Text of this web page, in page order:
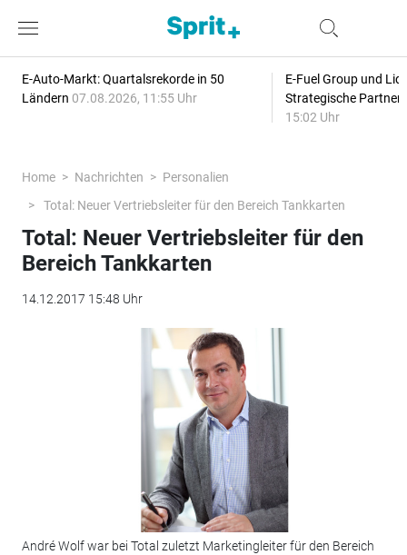
E-Auto-Markt: Quartalsrekorde in 50
Ländern 07.08.2026, 11:55 Uhr
E-Fuel Group und
Strategische
15:02 Uhr
Home Nachrichten
Personalien
Total: Neuer Vertriebsleiter für den Bereich Tankkarten
Total: Neuer Vertriebsleiter für den
Bereich Tankkarten
14.12.2017 15:48 Uhr
André Wolf war bei Total zuletzt Marketingleiter für den Bereich